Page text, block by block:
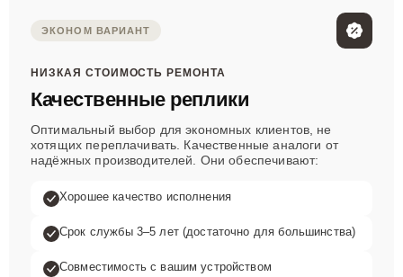
ЭКОНОМ ВАРИАНТ
НИЗКАЯ СТОИМОСТЬ РЕМОНТА
Качественные реплики
Оптимальный выбор для экономных клиентов, не
хотящих переплачивать. Качественные аналоги от
надёжных производителей. Они обеспечивают:
Хорошее качество исполнения
Срок службы 3–5 лет (достаточно для большинства)
Совместимость с вашим устройством